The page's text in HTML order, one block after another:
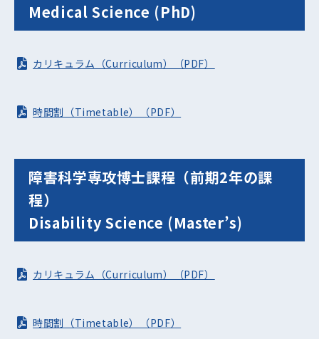
Medical Science (PhD)
カリキュラム（Curriculum）（PDF）
時間割（Timetable）（PDF）
障害科学専攻博士課程（前期2年の課
程）
Disability Science (Master’s)
カリキュラム（Curriculum）（PDF）
時間割（Timetable）（PDF）